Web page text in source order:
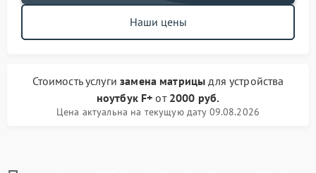
Наши цены
Стоимость услугизамена матрицы для устройства
ноутбук F+ от 2000 руб.
Цена актуальна на текущую дату 09.08.2026